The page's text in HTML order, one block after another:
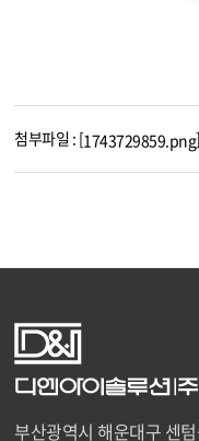
첨부파일 : [1743729859.png]
부산광역시 해운대구 센